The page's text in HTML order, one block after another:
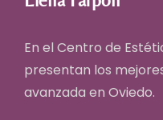
En el Centro de
presentan los
avanzada en Oviedo.